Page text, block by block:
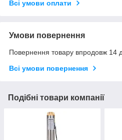
Всі умови оплати
Умови повернення
Повернення товару впродовж 14
Всі умови повернення
Подібні товари компанії